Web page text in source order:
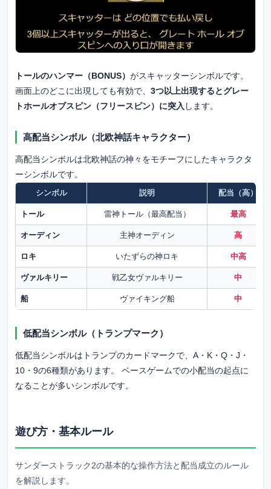
トールのハンマー（BONUS） がスキャッターシンボルです。
画面上のどこに出現しても有効で、 3つ以上出現するとグレー
トホールオブスピン（フリースピン）に突入 します。
高配当シンボル（北欧神話キャラクター）
高配当シンボルは北欧神話の神々をモチーフにしたキャラクタ
ーシンボルです。
シンボル 説明 配当（高）
トール 雷神トール（最高配当） 最高
オーディン 主神オーディン 高
ロキ いたずらの神ロキ 中高
ヴァルキリー 戦乙女ヴァルキリー 中
船 ヴァイキング船 中
低配当シンボル（トランプマーク）
低配当シンボルはトランプのカードマークで、A・K・Q・J・
10・9の6種類があります。 ベースゲームでの小配当の起点に
なることが多いシンボルです。
遊び方・基本ルール
サンダーストラック2の基本的な操作方法と配当成立のルール
を解説します。